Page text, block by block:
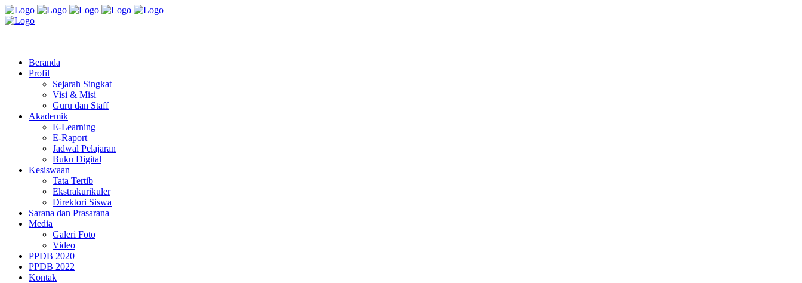
Beranda
Profil
Sejarah Singkat
Visi & Misi
Guru dan Staff
Akademik
E-Learning
E-Raport
Jadwal Pelajaran
Buku Digital
Kesiswaan
Tata Tertib
Ekstrakurikuler
Direktori Siswa
Sarana dan Prasarana
Media
Galeri Foto
Video
PPDB 2020
PPDB 2022
Kontak